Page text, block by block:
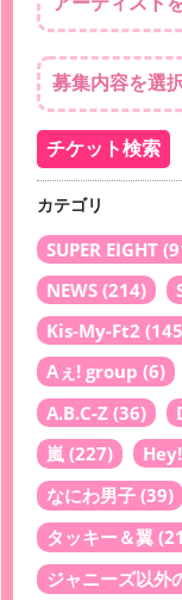
カテゴリ
SUPER EIGHT
NEWS (214)
Kis-My-Ft2
Aぇ! group (6)
A.B.C-Z (36)
嵐 (227)
なにわ男子 (39)
タッキー＆翼
ジャニーズ以外